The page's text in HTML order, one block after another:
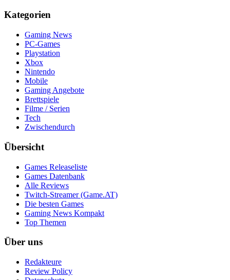
Kategorien
Gaming News
PC-Games
Playstation
Xbox
Nintendo
Mobile
Gaming Angebote
Brettspiele
Filme / Serien
Tech
Zwischendurch
Übersicht
Games Releaseliste
Games Datenbank
Alle Reviews
Twitch-Streamer (Game.AT)
Die besten Games
Gaming News Kompakt
Top Themen
Über uns
Redakteure
Review Policy